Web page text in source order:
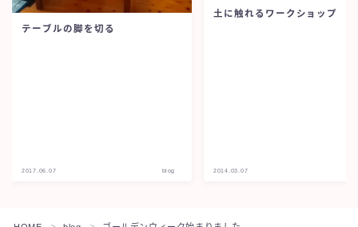
テーブルの脚を切る
2017.06.07 blog
土に触れるワークショップ
2014.03.07